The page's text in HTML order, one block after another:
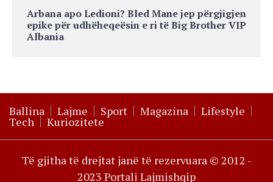
Arbana apo Ledioni? Bled Mane jep përgjigjen
epike për udhëheqeësin e ri të Big Brother VIP
Albania
Ballina Lajme Sport Magazina Lifestyle
Tech Kuriozitete
Të gjitha të drejtat janë të rezervuara © 2012 -
2023 Portali Lajmishqip